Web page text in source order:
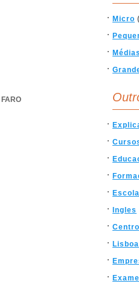
FARO
Micro
Médias
Escola
Ingles
Lisboa